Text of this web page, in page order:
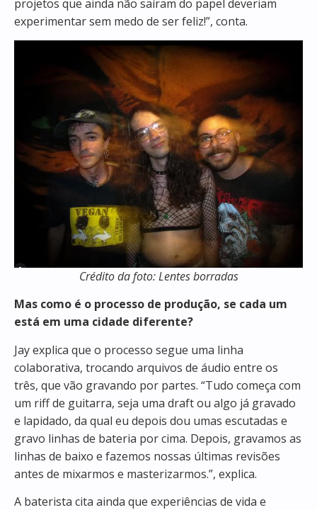
projetos que ainda não saíram do papel deveriam
experimentar sem medo de ser feliz!”, conta.
Crédito da foto: Lentes borradas
Mas como é o processo de produção, se cada um
está em uma cidade diferente?
Jay explica que o processo segue uma linha
colaborativa, trocando arquivos de áudio entre os
três, que vão gravando por partes. “Tudo começa com
um riff de guitarra, seja uma draft ou algo já gravado
e lapidado, da qual eu depois dou umas escutadas e
gravo linhas de bateria por cima. Depois, gravamos as
linhas de baixo e fazemos nossas últimas revisões
antes de mixarmos e masterizarmos.”, explica.
A baterista cita ainda que experiências de vida e